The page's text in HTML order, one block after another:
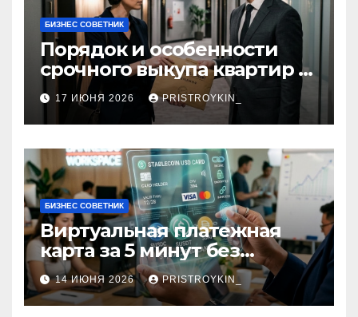
БИЗНЕС СОВЕТНИК
Порядок и особенности
срочного выкупа квартир в
срок 1–3 дня
17 ИЮНЯ 2026 PRISTROYKIN_
БИЗНЕС СОВЕТНИК
Виртуальная платежная
карта за 5 минут без
верификации и участия
банков с пополнением в
долларовом стейблкоине
14 ИЮНЯ 2026 PRISTROYKIN_